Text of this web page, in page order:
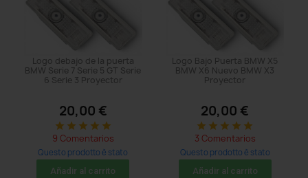
Logo debajo de la puerta
BMW Serie 7 Serie 5 GT Serie
6 Serie 3 Proyector
20,00 €
star star star star star
9 Comentarios
Questo prodotto è stato
acquistato: 26 times
Añadir al carrito
Logo Bajo Puerta BMW X5
BMW X6 Nuevo BMW X3
Proyector
20,00 €
star star star star star
3 Comentarios
Questo prodotto è stato
acquistato: 23 times
Añadir al carrito